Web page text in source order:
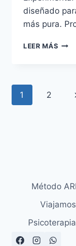
diseñado
más pura.
LEER MÁS
1 2
Método